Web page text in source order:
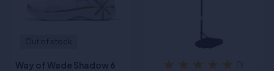
Way of Wade Shadow 6